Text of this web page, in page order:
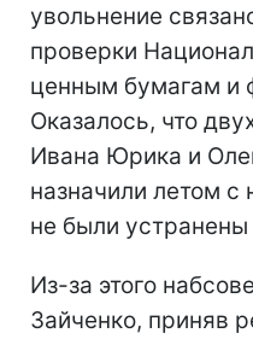
увольнение
проверки
ценным бумагам и
Оказалось, что
Ивана Юрика и
назначили летом
не были
Из-за этого
Зайченко, приняв